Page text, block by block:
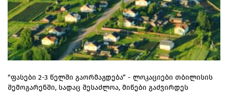
"ფასები 2-3 წელში გაორმაგდება“ - ლოკაციები თბილისის
შემოგარენში, სადაც შესაძლოა, მიწები გაძვირდეს